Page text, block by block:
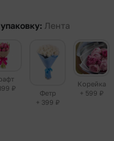
Лента
₽
Фетр
+ 399 ₽
Корейка
+ 599 ₽